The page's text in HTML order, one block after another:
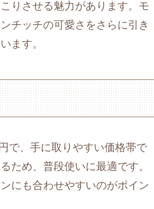
りさせる魅力があります。モ
チッチの可愛さをさらに引き
ます。
で、手に取りやすい価格帯で
ため、普段使いに最適です。
にも合わせやすいのがポイン